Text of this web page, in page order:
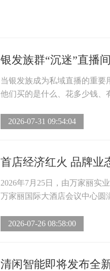
银发族群“沉迷”直播
当银发族成为私域直播的重要
他们买的是什么、花多少钱、
2026-07-31 09:54:04
首店经济红火 品牌业
2026年7月25日，由万家丽实
万家丽国际大酒店会议中心圆
2026-07-26 08:58:00
清闲智能即将发布全